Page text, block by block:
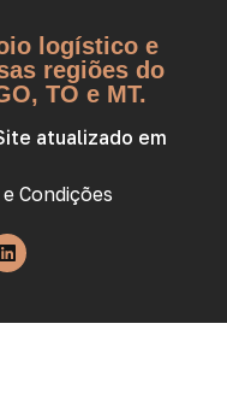
logístico e
regiões do
TO e MT.
atualizado em
Condições